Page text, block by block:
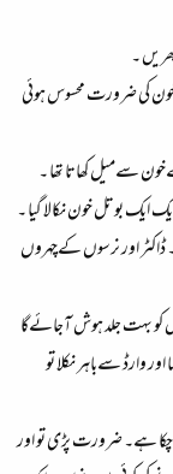
۔
کی ضرورت محسوس ہوئی
ایک بوتل خون نکالا گیا ۔
اور نرسوں کےچہروں
کو بہت جلد ہوش آجائےگا
وارڈ سےباہر نکلا تو
چکا ہے۔ ضرورت پڑی تو اور